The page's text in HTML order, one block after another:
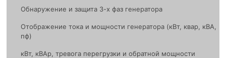
Обнаружение и защита 3-х фаз генератора
Отображение тока и мощности генератора (кВт, квар, кВА,
пф)
кВт, кВАр, тревога перегрузки и обратной мощности